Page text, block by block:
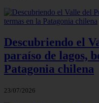
Descubriendo el
paraíso de lagos,
Patagonia chilena
23/07/2026